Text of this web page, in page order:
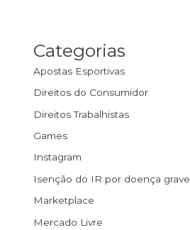
Categorias
Apostas Esportivas
Direitos do Consumidor
Direitos Trabalhistas
Games
Instagram
Isenção do IR por doença grave
Marketplace
Mercado Livre